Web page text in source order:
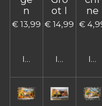
n
€ 13,99
In winkelwagen
ot I
€ 14,99
In
ne
€
In